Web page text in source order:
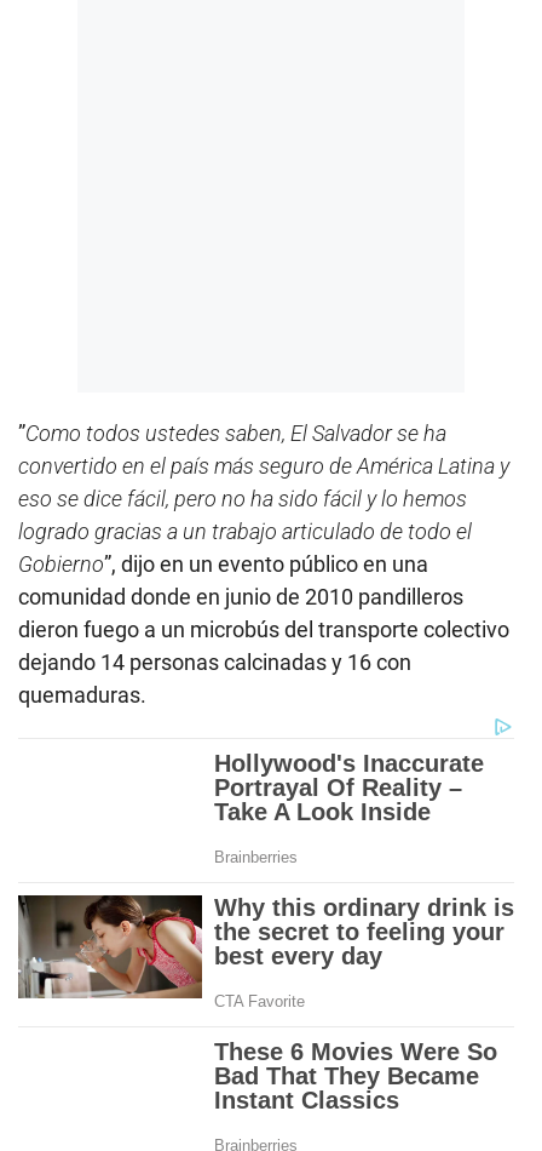
”Como todos ustedes saben, El Salvador se ha
convertido en el país más seguro de América Latina y
eso se dice fácil, pero no ha sido fácil y lo hemos
logrado gracias a un trabajo articulado de todo el
Gobierno”, dijo en un evento público en una
comunidad donde en junio de 2010 pandilleros
dieron fuego a un microbús del transporte colectivo
dejando 14 personas calcinadas y 16 con
quemaduras.